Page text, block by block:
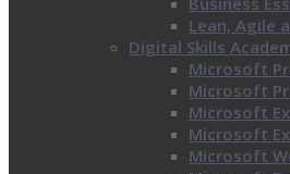
Lean, Agile
Digital Skills
Microsoft
Microsoft
Microsoft
Microsoft
Microsoft